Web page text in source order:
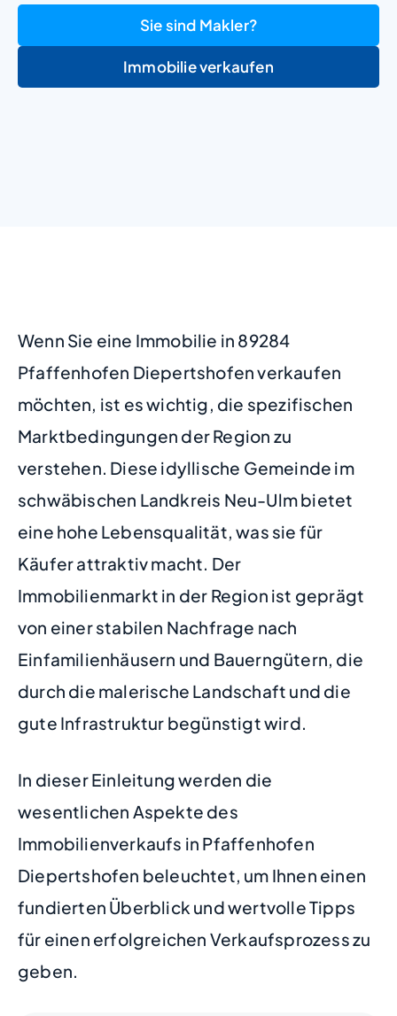
Sie sind Makler?
Immobilie verkaufen
Wenn Sie eine Immobilie in 89284
Pfaffenhofen Diepertshofen verkaufen
möchten, ist es wichtig, die spezifischen
Marktbedingungen der Region zu
verstehen. Diese idyllische Gemeinde im
schwäbischen Landkreis Neu-Ulm bietet
eine hohe Lebensqualität, was sie für
Käufer attraktiv macht. Der
Immobilienmarkt in der Region ist geprägt
von einer stabilen Nachfrage nach
Einfamilienhäusern und Bauerngütern, die
durch die malerische Landschaft und die
gute Infrastruktur begünstigt wird.
In dieser Einleitung werden die
wesentlichen Aspekte des
Immobilienverkaufs in Pfaffenhofen
Diepertshofen beleuchtet, um Ihnen einen
fundierten Überblick und wertvolle Tipps
für einen erfolgreichen Verkaufsprozess zu
geben.